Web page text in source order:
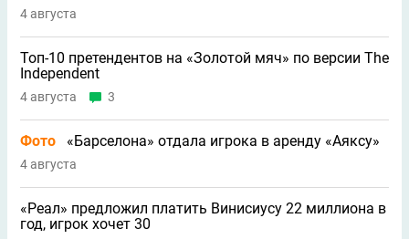
4 августа
Топ-10 претендентов на «Золотой мяч» по версии The
Independent
4 августа 3
Фото «Барселона» отдала игрока в аренду «Аяксу»
4 августа
«Реал» предложил платить Винисиусу 22 миллиона в
год, игрок хочет 30